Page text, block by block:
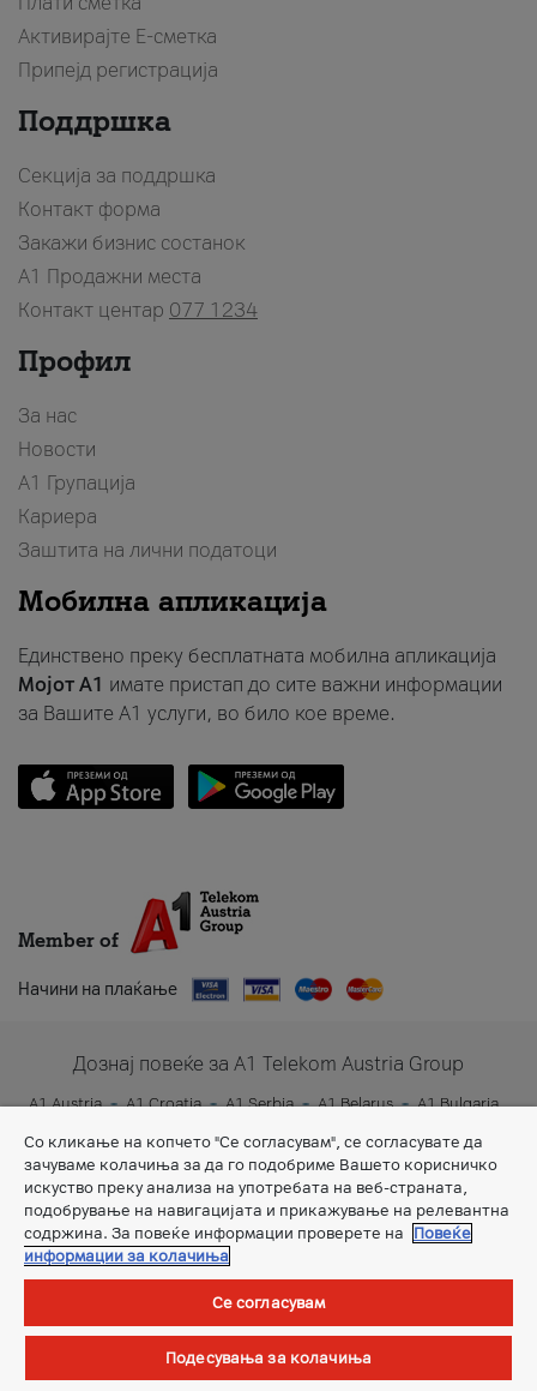
Активирајте Е-сметка
Припејд регистрација
Поддршка
Секција за поддршка
Контакт форма
Закажи бизнис состанок
A1 Продажни места
Контакт центар 077 1234
Профил
За нас
Новости
А1 Групација
Кариера
Заштита на лични податоци
Мобилна апликација
Единствено преку бесплатната мобилна апликација
Мојот A1 имате пристап до сите важни информации
за Вашите A1 услуги, во било кое време.
Member of
Начини на плаќање
Дознај повеќе за A1 Telekom Austria Group
A1 Austria A1 Croatia A1 Serbia A1 Belarus
A1 Bulgaria
©Сите права задржани.А1 Македонија ДООЕЛ
Општи услови
Со кликање на копчето "Се согласувам", се согласувате да
зачуваме колачиња за да го подобриме Вашето корисничко
искуство преку анализа на употребата на веб-страната,
подобрување на навигацијата и прикажување на релевантна
содржина. За повеќе информации проверете на
Повеќе
информации за колачиња
Се согласувам
Подесувања за колачиња